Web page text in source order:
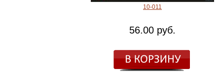
10-011
56.00 руб.